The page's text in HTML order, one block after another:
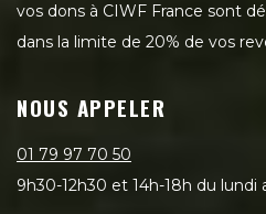
vos dons à CIWF France sont
dans la limite de 20% de vos
NOUS APPELER
01 79 97 70 50
9h30-12h30 et 14h-18h du lundi